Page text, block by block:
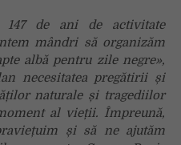
de ani de activitate
mândri să organizăm
albă pentru zile negre»,
necesitatea pregătirii și
naturale și tragediilor
al vieții. Împreună,
și să ne ajutăm